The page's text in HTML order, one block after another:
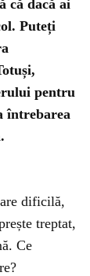
că dacă ai
Puteți
pentru
întrebarea
dificilă,
treptat,
Ce